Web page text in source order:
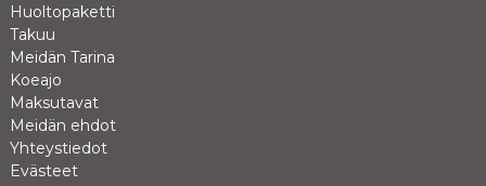
Huoltopaketti
Takuu
Meidän Tarina
Koeajo
Maksutavat
Meidän ehdot
Yhteystiedot
Evästeet